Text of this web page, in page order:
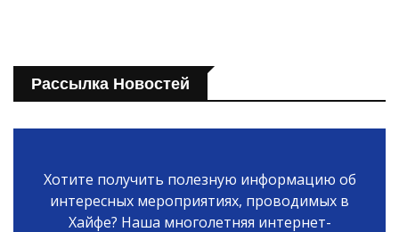
Рассылка Новостей
Хотите получить полезную информацию об
интересных мероприятиях, проводимых в
Хайфе? Наша многолетняя интернет-